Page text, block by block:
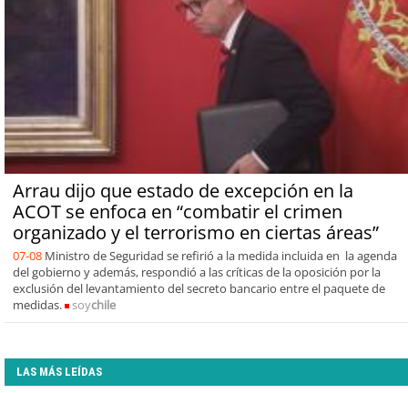
Arrau dijo que estado de excepción en la
ACOT se enfoca en “combatir el crimen
organizado y el terrorismo en ciertas áreas”
07-08 Ministro de Seguridad se refirió a la medida incluida en la agenda
del gobierno y además, respondió a las críticas de la oposición por la
exclusión del levantamiento del secreto bancario entre el paquete de
medidas.
soychile
LAS MÁS LEÍDAS